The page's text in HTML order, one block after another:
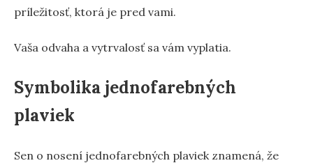
príležitosť, ktorá je pred vami.
Vaša odvaha a vytrvalosť sa vám vyplatia.
Symbolika jednofarebných
plaviek
Sen o nosení jednofarebných plaviek znamená, že